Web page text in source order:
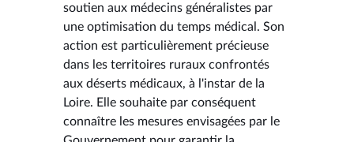
soutien aux médecins généralistes par
une optimisation du temps médical. Son
action est particulièrement précieuse
dans les territoires ruraux confrontés
aux déserts médicaux, à l'instar de la
Loire. Elle souhaite par conséquent
connaître les mesures envisagées par le